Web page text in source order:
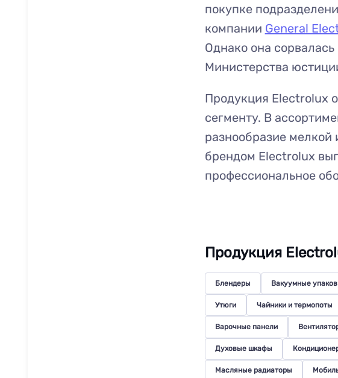
покупке
компании General
Однако она
Министерства
Продукция Electrolux
сегменту. В
разнообразие мелкой
брендом Electrolux
профессиональное
Продукция
Блендеры Вакуумные
Утюги Чайники и термопоты
Варочные панели
Духовые шкафы
Масляные радиаторы